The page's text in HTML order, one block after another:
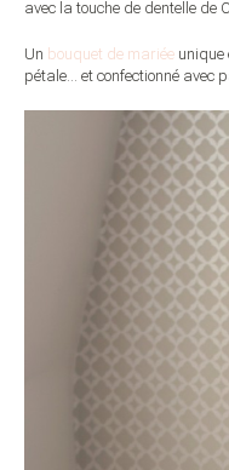
avec la touche de dentelle de
Un bouquet de mariée
pétale… et confectionné avec